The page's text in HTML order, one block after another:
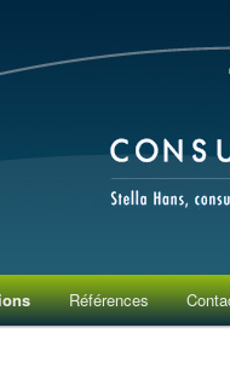
Références